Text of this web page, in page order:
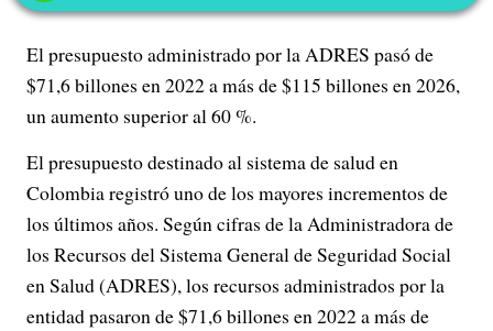
El presupuesto administrado por la ADRES pasó de
$71,6 billones en 2022 a más de $115 billones en 2026,
un aumento superior al 60 %.
El presupuesto destinado al sistema de salud en
Colombia registró uno de los mayores incrementos de
los últimos años. Según cifras de la Administradora de
los Recursos del Sistema General de Seguridad Social
en Salud (ADRES), los recursos administrados por la
entidad pasaron de $71,6 billones en 2022 a más de